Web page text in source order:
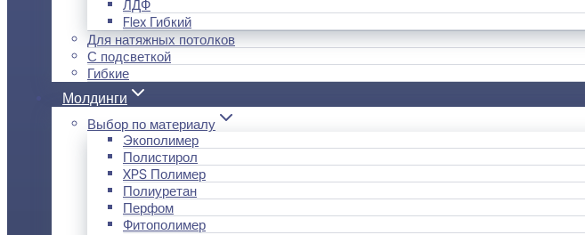
ЛДФ
Flex Гибкий
Для натяжных потолков
С подсветкой
Гибкие
Молдинги
Выбор по материалу
Экополимер
Полистирол
XPS Полимер
Полиуретан
Перфом
Фитополимер